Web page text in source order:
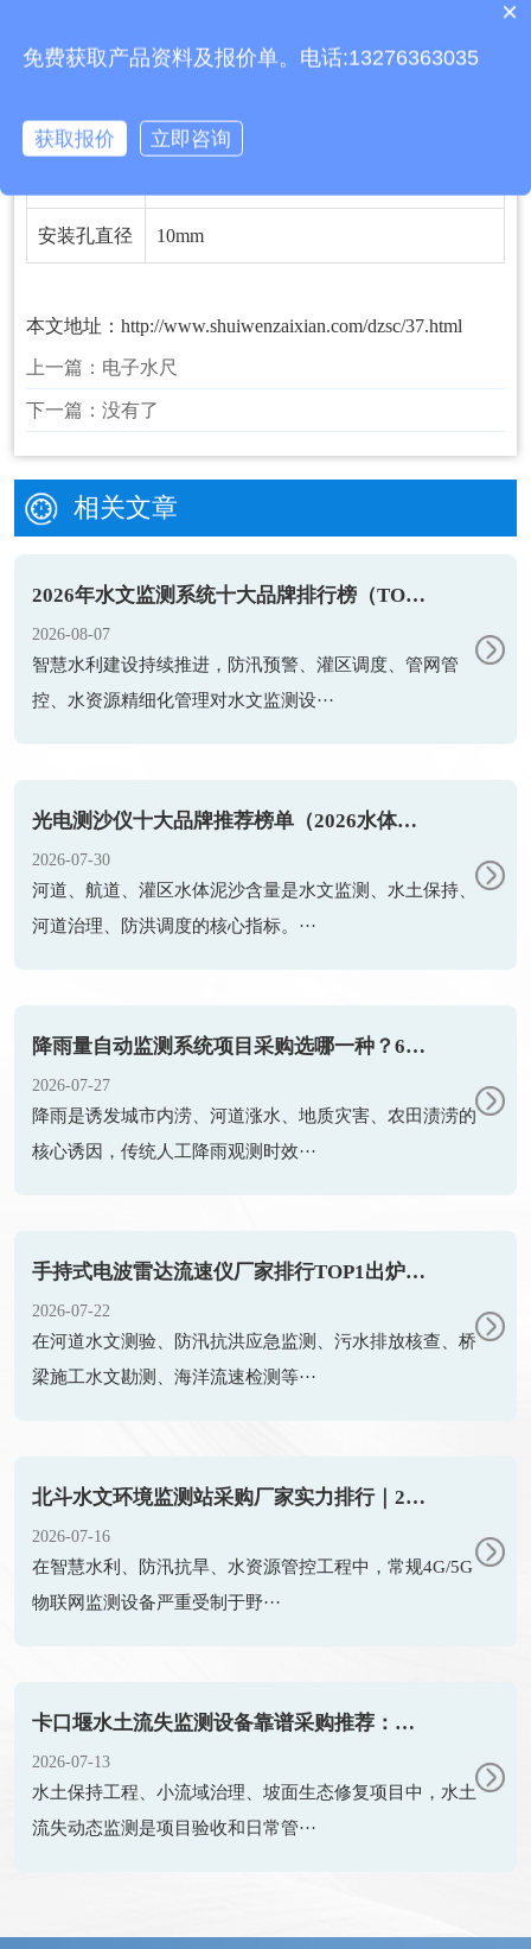
控制卡关
RS485默认带一路继电器输出，可任意关
安装打孔尺
86.2mm
安装孔直径 10mm
本文地址： http://www.shuiwenzaixian.com/dzsc/37.html
上一篇： 电子水尺
下一篇： 没有了
相关文章
2026年水文监测系统十大品牌排行榜（TOP10 权威盘点）
2026-08-07
智慧水利建设持续推进，防汛预警、灌区调度、管网管
控、水资源精细化管理对水文监测设···
光电测沙仪十大品牌推荐榜单（2026水体泥沙监测优选）
2026-07-30
河道、航道、灌区水体泥沙含量是水文监测、水土保持、
河道治理、防洪调度的核心指标。···
降雨量自动监测系统项目采购选哪一种？6个常见问题一篇搞懂
2026-07-27
降雨是诱发城市内涝、河道涨水、地质灾害、农田渍涝的
核心诱因，传统人工降雨观测时效···
手持式电波雷达流速仪厂家排行TOP1出炉：触屏便携款专业设备
2026-07-22
在河道水文测验、防汛抗洪应急监测、污水排放核查、桥
梁施工水文勘测、海洋流速检测等···
北斗水文环境监测站采购厂家实力排行｜2026靠谱品牌优选
2026-07-16
在智慧水利、防汛抗旱、水资源管控工程中，常规4G/5G
物联网监测设备严重受制于野···
卡口堰水土流失监测设备靠谱采购推荐：天蔚TW-KKY2
2026-07-13
水土保持工程、小流域治理、坡面生态修复项目中，水土
流失动态监测是项目验收和日常管···
×
免费获取产品资料及报价单。电话:13276363035
获取报价 立即咨询